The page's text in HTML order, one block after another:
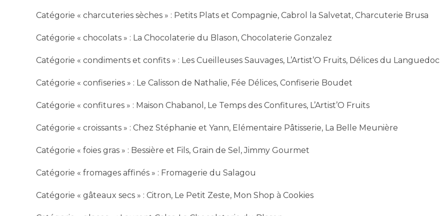
Catégorie « charcuteries sèches » : Petits Plats et Compagnie, Cabrol la Salvetat, Charcuterie Brusa
Catégorie « chocolats » : La Chocolaterie du Blason, Chocolaterie Gonzalez
Catégorie « condiments et confits » : Les Cueilleuses Sauvages, L’Artist’O Fruits, Délices du Languedoc
Catégorie « confiseries » : Le Calisson de Nathalie, Fée Délices, Confiserie Boudet
Catégorie « confitures » : Maison Chabanol, Le Temps des Confitures, L’Artist’O Fruits
Catégorie « croissants » : Chez Stéphanie et Yann, Elémentaire Pâtisserie, La Belle Meunière
Catégorie « foies gras » : Bessière et Fils, Grain de Sel, Jimmy Gourmet
Catégorie « fromages affinés » : Fromagerie du Salagou
Catégorie « gâteaux secs » : Citron, Le Petit Zeste, Mon Shop à Cookies